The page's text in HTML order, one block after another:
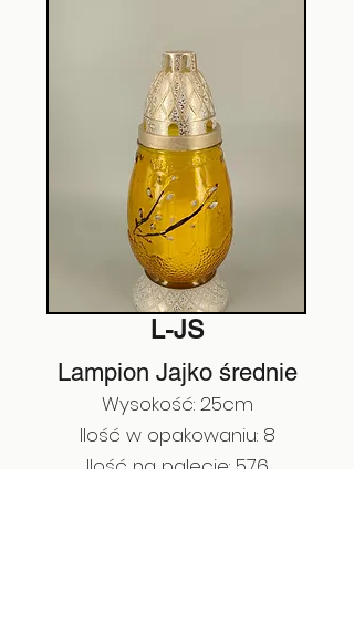
L-JS
Lampion Jajko średnie
Wysokość: 25cm
Ilość w opakowaniu: 8
Ilość na palecie: 576